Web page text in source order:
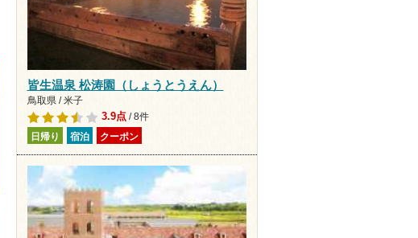
皆生温泉 松涛園（しょうとうえん）
鳥取県 / 米子
3.9点/ 8件
日帰り 宿泊 クーポン